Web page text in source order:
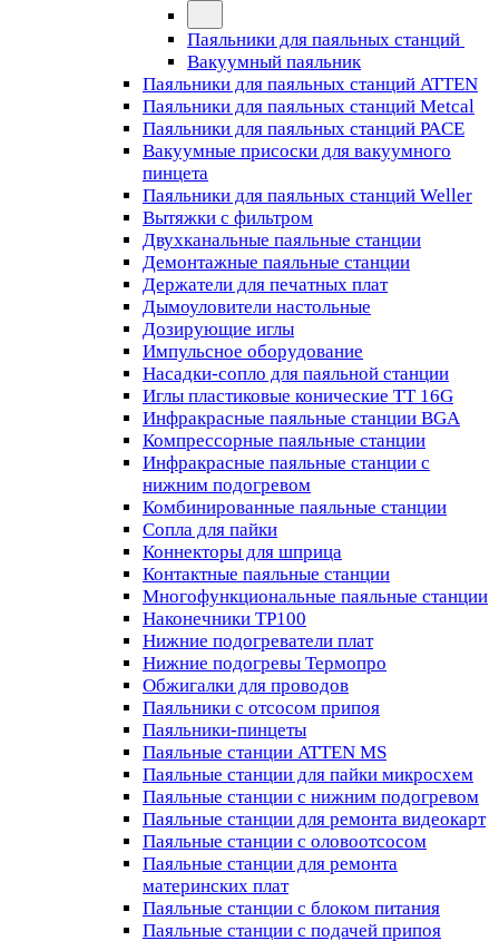
Паяльники для паяльных станций
Вакуумный паяльник
Паяльники для паяльных станций ATTEN
Паяльники для паяльных станций Metcal
Паяльники для паяльных станций PACE
Вакуумные присоски для вакуумного
пинцета
Паяльники для паяльных станций Weller
Вытяжки с фильтром
Двухканальные паяльные станции
Демонтажные паяльные станции
Держатели для печатных плат
Дымоуловители настольные
Дозирующие иглы
Импульсное оборудование
Насадки-сопло для паяльной станции
Иглы пластиковые конические TT 16G
Инфракрасные паяльные станции BGA
Компрессорные паяльные станции
Инфракрасные паяльные станции с
нижним подогревом
Комбинированные паяльные станции
Сопла для пайки
Коннекторы для шприца
Контактные паяльные станции
Многофункциональные паяльные станции
Наконечники TP100
Нижние подогреватели плат
Нижние подогревы Термопро
Обжигалки для проводов
Паяльники с отсосом припоя
Паяльники-пинцеты
Паяльные станции ATTEN MS
Паяльные станции для пайки микросхем
Паяльные станции с нижним подогревом
Паяльные станции для ремонта видеокарт
Паяльные станции с оловоотсосом
Паяльные станции для ремонта
материнских плат
Паяльные станции с блоком питания
Паяльные станции с подачей припоя